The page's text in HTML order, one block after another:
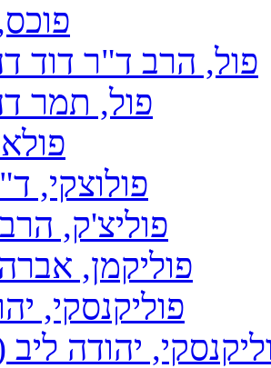
פול, הרב ד"ר דוד
פול, תמר
פולוצקי,
פוליצ'ק,
פוליקמן,
פוליקנסקי,
יהודה ליב